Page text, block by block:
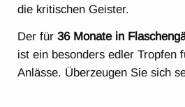
die kritischen Geister.
Der für36 Monate in
ist ein besonders edler Tropfen
Anlässe. Überzeugen Sie sich